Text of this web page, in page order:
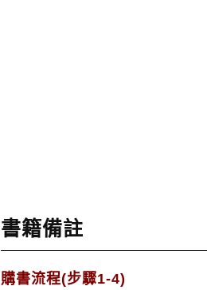
書籍備註
購書流程(步驟1-4)